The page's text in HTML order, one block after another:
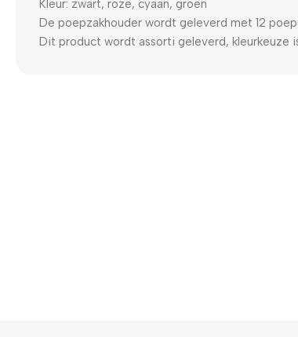
Kleur: zwart, roze, cyaan, groen
De poepzakhouder wordt geleverd met 12
Dit product wordt assorti geleverd, kleurkeuze